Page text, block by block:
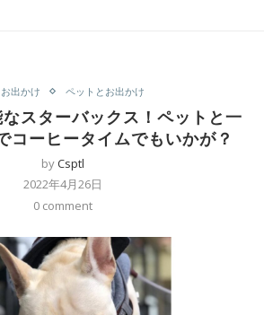
出かけ ペットとお出かけ
スターバックス！ペットと一
コーヒータイムでもいかが？
byCsptl
2022年4月26日
0 comment